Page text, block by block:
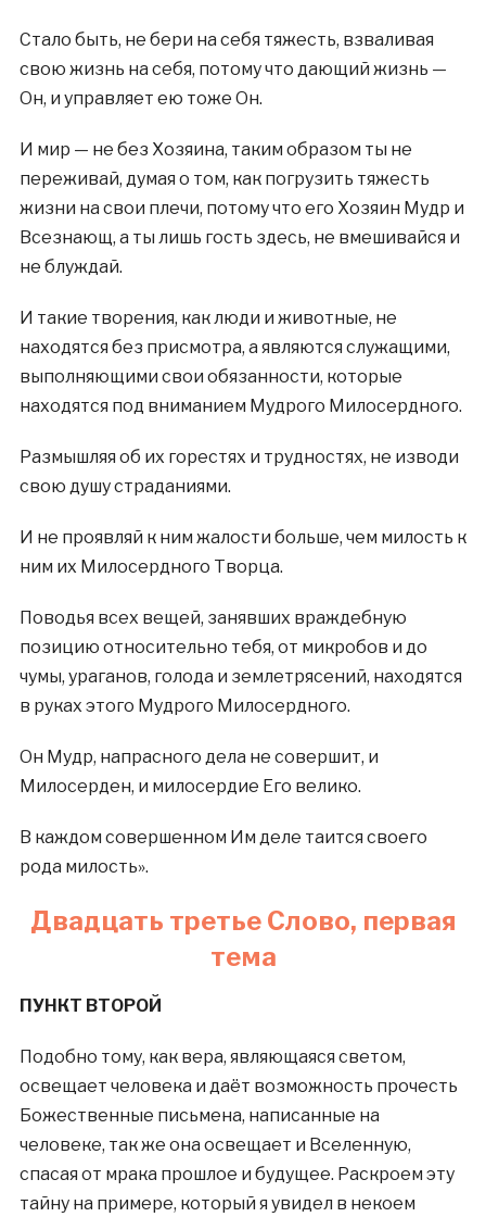
Стало быть, не бери на себя тяжесть, взваливая
свою жизнь на себя, потому что дающий жизнь —
Он, и управляет ею тоже Он.
И мир — не без Хозяина, таким образом ты не
переживай, думая о том, как погрузить тяжесть
жизни на свои плечи, потому что его Хозяин Мудр и
Всезнающ, а ты лишь гость здесь, не вмешивайся и
не блуждай.
И такие творения, как люди и животные, не
находятся без присмотра, а являются служащими,
выполняющими свои обязанности, которые
находятся под вниманием Мудрого Милосердного.
Размышляя об их горестях и трудностях, не изводи
свою душу страданиями.
И не проявляй к ним жалости больше, чем милость к
ним их Милосердного Творца.
Поводья всех вещей, занявших враждебную
позицию относительно тебя, от микробов и до
чумы, ураганов, голода и землетрясений, находятся
в руках этого Мудрого Милосердного.
Он Мудр, напрасного дела не совершит, и
Милосерден, и милосердие Его велико.
В каждом совершенном Им деле таится своего
рода милость».
Двадцать третье Слово, первая
тема
ПУНКТ ВТОРОЙ
Подобно тому, как вера, являющаяся светом,
освещает человека и даёт возможность прочесть
Божественные письмена, написанные на
человеке, так же она освещает и Вселенную,
спасая от мрака прошлое и будущее. Раскроем эту
тайну на примере, который я увидел в некоем